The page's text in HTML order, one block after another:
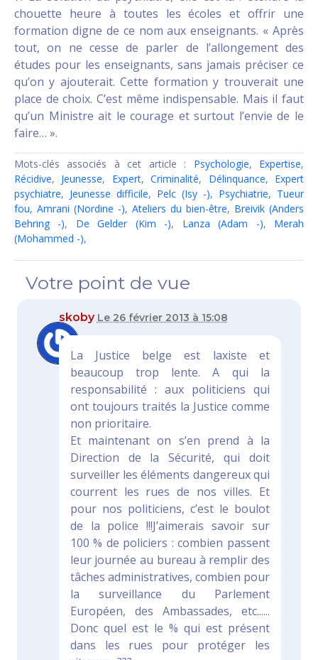
chouette heure à toutes les écoles et offrir une
formation digne de ce nom aux enseignants. « Après
tout, on ne cesse de parler de l’allongement des
études pour les enseignants, sans jamais préciser ce
qu’on y ajouterait. Cette formation y trouverait une
place de choix. C’est même indispensable. Mais il faut
qu’un Ministre ait le courage et surtout l’envie de le
faire… ».
Mots-clés associés à cet article : Psychologie, Expertise,
Récidive, Jeunesse, Expert,Criminalité, Délinquance, Expert
psychiatre, Jeunesse difficile, Pelc (Isy -), Psychiatrie, Tueur
fou, Amrani (Nordine -), Ateliers du bien-être, Breivik (Anders
Behring -), De Gelder (Kim -), Lanza (Adam -), Merah
(Mohammed -),
Votre point de vue
skoby Le 26 février 2013 à 15:08
La Justice belge est laxiste et
beaucoup trop lente. A qui la
responsabilité : aux politiciens qui
ont toujours traités la Justice comme
non prioritaire.
Et maintenant on s’en prend à la
Direction de la Sécurité, qui doit
surveiller les éléments dangereux qui
courrent les rues de nos villes. Et
pour nos politiciens, c’est le boulot
de la police !!!J’aimerais savoir sur
100 % de policiers : combien passent
leur journée au bureau à remplir des
tâches administratives, combien pour
la surveillance du Parlement
Européen, des Ambassades, etc......
Donc quel est le % qui est présent
dans les rues pour protéger les